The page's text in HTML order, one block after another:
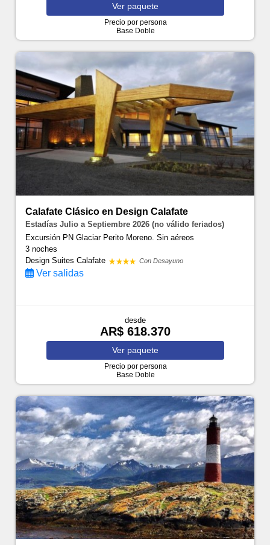
Ver paquete
Precio por persona
Base Doble
Calafate Clásico en Design Calafate
Estadías Julio a Septiembre 2026 (no válido feriados)
Excursión PN Glaciar Perito Moreno. Sin aéreos
3 noches
Design Suites Calafate
Con Desayuno
Ver salidas
desde
AR$ 618.370
Ver paquete
Precio por persona
Base Doble